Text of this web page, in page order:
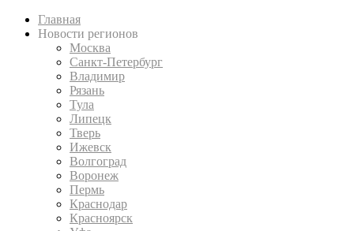
Главная
Новости регионов
Москва
Санкт-Петербург
Владимир
Рязань
Тула
Липецк
Тверь
Ижевск
Волгоград
Воронеж
Пермь
Краснодар
Красноярск